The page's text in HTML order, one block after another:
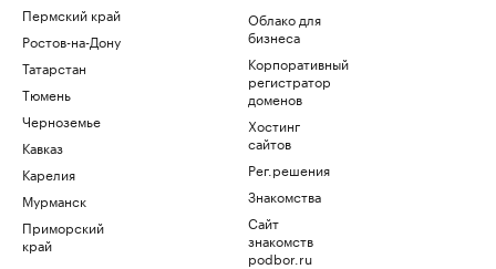
Пермский край
Ростов-на-Дону
Татарстан
Тюмень
Черноземье
Кавказ
Карелия
Мурманск
Приморский
край
Облако для
бизнеса
Корпоративный
регистратор
доменов
Хостинг
сайтов
Рег.решения
Знакомства
Сайт
знакомств
podbor.ru